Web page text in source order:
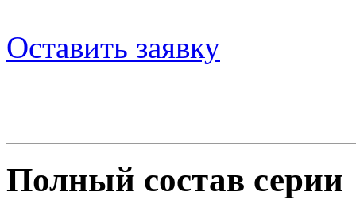
Оставить заявку
Полный состав серии